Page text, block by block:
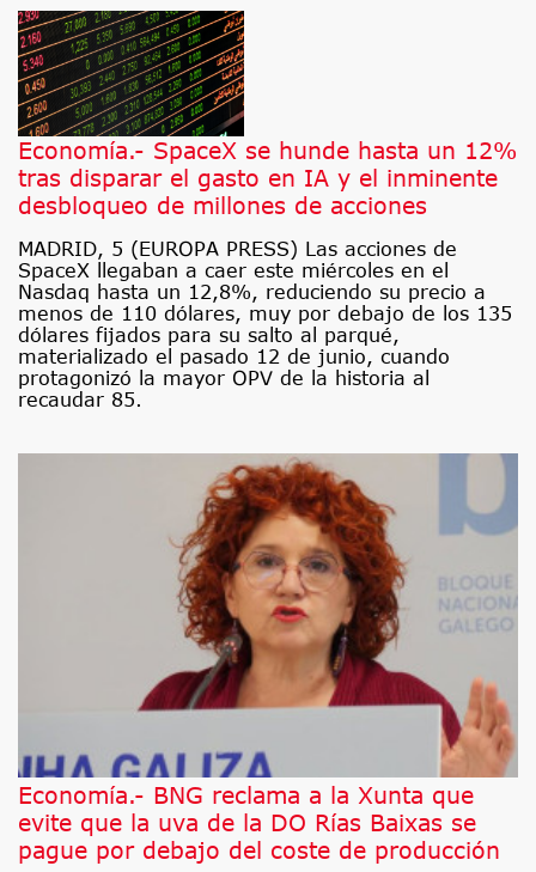
Economía.- SpaceX se hunde hasta un 12%
tras disparar el gasto en IA y el inminente
desbloqueo de millones de acciones
MADRID, 5 (EUROPA PRESS) Las acciones de
SpaceX llegaban a caer este miércoles en el
Nasdaq hasta un 12,8%, reduciendo su precio a
menos de 110 dólares, muy por debajo de los 135
dólares fijados para su salto al parqué,
materializado el pasado 12 de junio, cuando
protagonizó la mayor OPV de la historia al
recaudar 85.
Economía.- BNG reclama a la Xunta que
evite que la uva de la DO Rías Baixas se
pague por debajo del coste de producción